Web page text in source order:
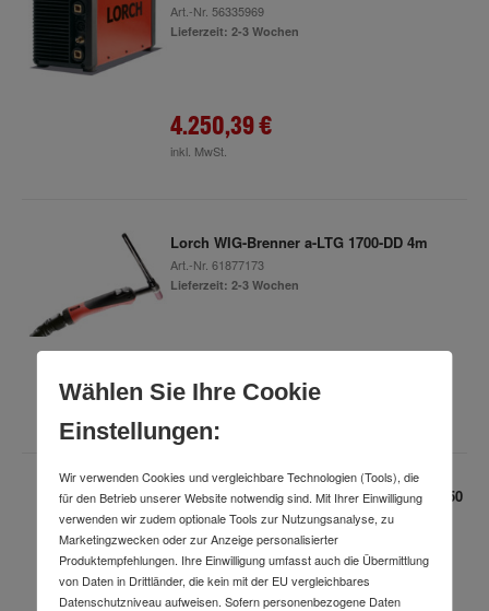
Art.-Nr. 56335969
Lieferzeit: 2-3 Wochen
4.250,39 €
inkl. MwSt.
Lorch WIG-Brenner a-LTG 1700-DD 4m
Art.-Nr. 61877173
Lieferzeit: 2-3 Wochen
277,99 €
inkl. MwSt.
Lorch Elektroden-Schweißanlag X 350e 350
A 400 V Control Pro
Art.-Nr. 64367579
Lieferzeit: 2-3 Wochen
Wählen Sie Ihre Cookie
Einstellungen:
Wir verwenden Cookies und vergleichbare Technologien (Tools), die
für den Betrieb unserer Website notwendig sind. Mit Ihrer Einwilligung
verwenden wir zudem optionale Tools zur Nutzungsanalyse, zu
Marketingzwecken oder zur Anzeige personalisierter
Produktempfehlungen. Ihre Einwilligung umfasst auch die Übermittlung
von Daten in Drittländer, die kein mit der EU vergleichbares
Datenschutzniveau aufweisen. Sofern personenbezogene Daten